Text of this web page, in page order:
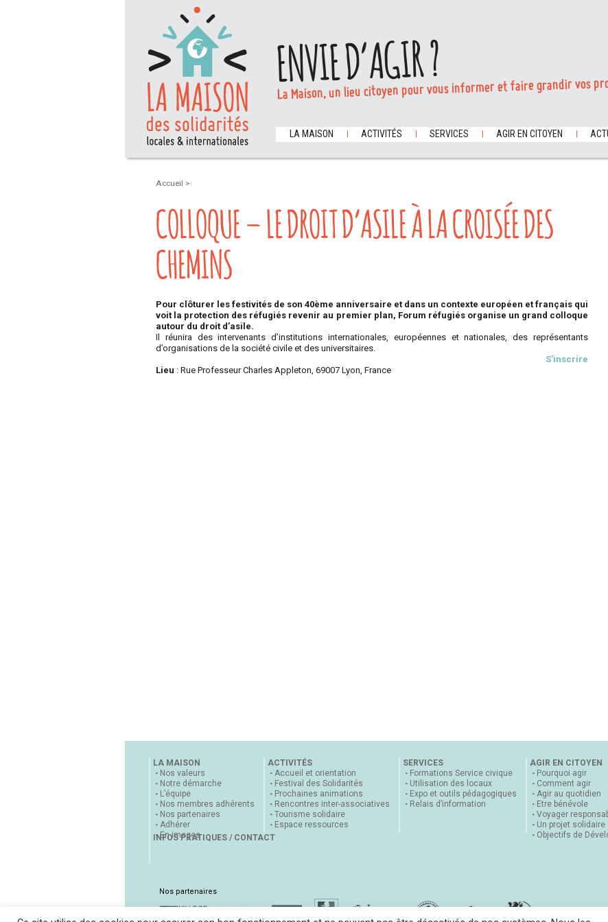
ENVIE D’AGIR ?
La Maison, un lieu citoyen pour vous informer et faire grandir vos
LA MAISON ACTIVITÉS SERVICES AGIR EN CITOYEN
Accueil >
COLLOQUE – LE DROIT D’ASILE À LA CROISÉE DES
CHEMINS
Pour clôturer les festivités de son 40ème anniversaire et dans un contexte européen et français qui
voit la protection des réfugiés revenir au premier plan, Forum réfugiés organise un grand colloque
autour du droit d’asile.
Il réunira des intervenants d’institutions internationales, européennes et nationales, des représentants
d’organisations de la société civile et des universitaires.
S’inscrire
Lieu : Rue Professeur Charles Appleton, 69007 Lyon, France
LA MAISON
Nos valeurs
Notre démarche
L’équipe
Nos membres adhérents
Nos partenaires
Adhérer
En images
ACTIVITÉS
Accueil et orientation
Festival des Solidarités
Prochaines animations
Rencontres inter-associatives
Tourisme solidaire
Espace ressources
SERVICES
Formations Service civique
Utilisation des locaux
Expo et outils pédagogiques
Relais d’information
AGIR EN CITOYEN
Pourquoi agir
Comment agir
Agir au quotidien
Etre bénévole
Voyager
Un projet solidaire
Objectifs de
INFOS PRATIQUES / CONTACT
Nos partenaires